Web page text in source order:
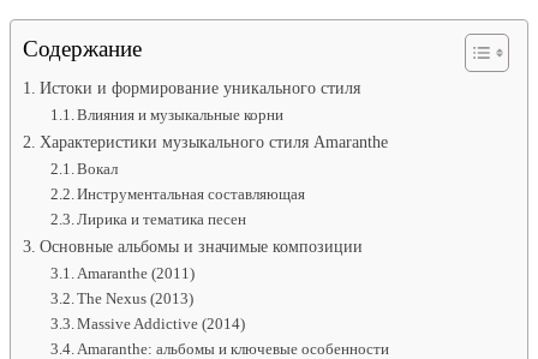
Содержание
Истоки и формирование уникального стиля
Влияния и музыкальные корни
Характеристики музыкального стиля Amaranthe
Вокал
Инструментальная составляющая
Лирика и тематика песен
Основные альбомы и значимые композиции
Amaranthe (2011)
The Nexus (2013)
Massive Addictive (2014)
Amaranthe: альбомы и ключевые особенности